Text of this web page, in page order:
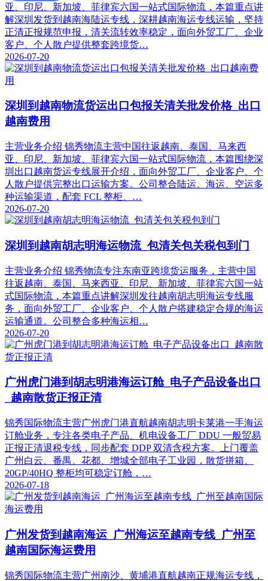
亚、印尼、新加坡、菲律宾六国一站式国际物流，本篇重点讲
解深圳发货到越南海陆运专线，深耕越南海运专线运输，坚持
正清正报规范申报，清关流转效率稳定，面向外贸工厂、企业
客户、个人散户提供整套跨境货…
2026-07-20
深圳到越南物流货运出口包报关清关批发价格_出口
越南费用
主营业务介绍 锦秀物流主营中国往返越南、泰国、马来西
亚、印尼、新加坡、菲律宾六国一站式国际物流，本篇围绕深
圳出口越南货运专线展开介绍，面向外贸工厂、企业客户、个
人散户提供完整出口运输方案。公司整合陆运、海运、空运多
种运输渠道，配套 FCL 整柜、…
2026-07-20
深圳到越南胡志明海运物流_包清关包关税包到门
主营业务介绍 锦秀物流专注东南亚跨境货运服务，主营中国
往返越南、泰国、马来西亚、印尼、新加坡、菲律宾六国一站
式国际物流，本篇重点讲解深圳发往越南胡志明海运专线服
务，面向外贸工厂、企业客户、个人散户搭建稳定合规的海运
运输通道。公司整合多种海运相…
2026-07-20
广州虎门港到胡志明港海运订舱_电子产品设备出口
_越南散货正报正清
锦秀国际物流主营广州虎门港直航越南胡志明卡莱港一手海运
订舱业务，专注各类电子产品、机电设备工厂 DDU 一般贸易
正报正清退税专线，同步配套 DDP 双清含税方案。上门覆盖
广州白云、番禺、花都、增城全部电子工业园，散货拼箱、
20GP/40HQ 整柜均可稳定订舱，…
2026-07-18
广州发货到越南海运_广州海运至越南专线_广州至
越南国际海运费用
锦秀国际物流主营广州南沙、黄埔港直航越南正规海运专线，